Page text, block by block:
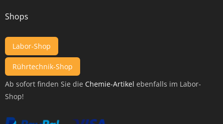
Shops
Labor-Shop
Rührtechnik-Shop
Ab sofort finden Sie die Chemie-Artikel ebenfalls im Labor-
Shop!